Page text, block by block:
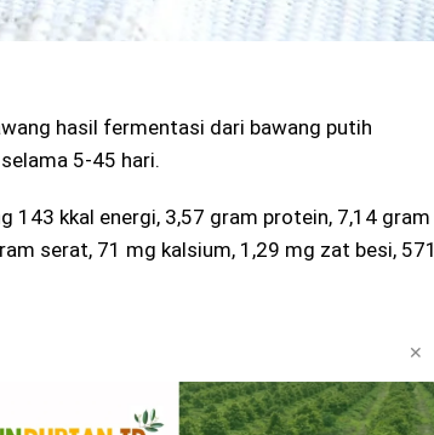
hasil fermentasi dari bawang putih
5-45 hari.
143 kkal energi, 3,57 gram protein, 7,14 gram
serat, 71 mg kalsium, 1,29 mg zat besi, 571
✕